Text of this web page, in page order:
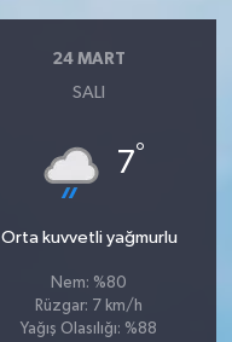
24 MART
SALI
7°
Orta kuvvetli yağmurlu
Nem: %80
Rüzgar: 7 km/h
Yağış Olasılığı: %88